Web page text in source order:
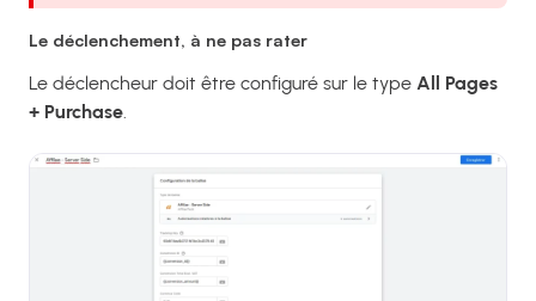
Le déclenchement, à ne pas rater
Le déclencheur doit être configuré sur le type All Pages
+ Purchase